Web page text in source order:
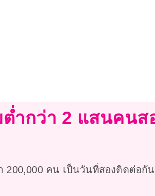
ต่ำกว่า 2 แสนคน
คน เป็นวันที่สองติดต่อกั